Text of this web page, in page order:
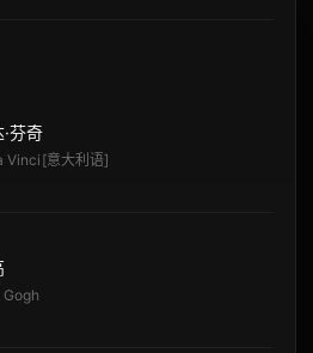
芬奇
Vinci[意大利语]